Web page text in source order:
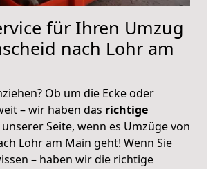
für Ihren Umzug
nach Lohr am
Ob um die Ecke oder
– wir haben das richtige
Seite, wenn es Umzüge von
Lohr am Main geht! Wenn Sie
– haben wir die richtige